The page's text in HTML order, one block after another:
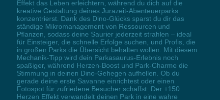
Effekt das Leben erleichtern, während du dich auf die
kreative Gestaltung deines Jurazeit-Abenteuerparks
konzentrierst. Dank des Dino-Glücks sparst du dir das
ständige Mikromanagement von Ressourcen und
Pflanzen, sodass deine Saurier jederzeit strahlen – ideal
für Einsteiger, die schnelle Erfolge suchen, und Profis, die
in großen Parks die Übersicht behalten wollen. Mit diesem
Mechanik-Tipp wird dein Parkasaurus-Erlebnis noch
spaßiger, während Herzen-Boost und Park-Charme die
Stimmung in deinen Dino-Gehegen aufhellen. Ob du
gerade deine erste Savanne einrichtest oder einen
Fotospot für zufriedene Besucher schaffst: Der +150
Herzen Effekt verwandelt deinen Park in eine wahre